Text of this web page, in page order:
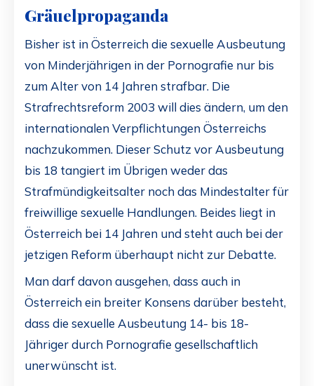
Gräuelpropaganda
Bisher ist in Österreich die sexuelle Ausbeutung
von Minderjährigen in der Pornografie nur bis
zum Alter von 14 Jahren strafbar. Die
Strafrechtsreform 2003 will dies ändern, um den
internationalen Verpflichtungen Österreichs
nachzukommen. Dieser Schutz vor Ausbeutung
bis 18 tangiert im Übrigen weder das
Strafmündigkeitsalter noch das Mindestalter für
freiwillige sexuelle Handlungen. Beides liegt in
Österreich bei 14 Jahren und steht auch bei der
jetzigen Reform überhaupt nicht zur Debatte.
Man darf davon ausgehen, dass auch in
Österreich ein breiter Konsens darüber besteht,
dass die sexuelle Ausbeutung 14- bis 18-
Jähriger durch Pornografie gesellschaftlich
unerwünscht ist.